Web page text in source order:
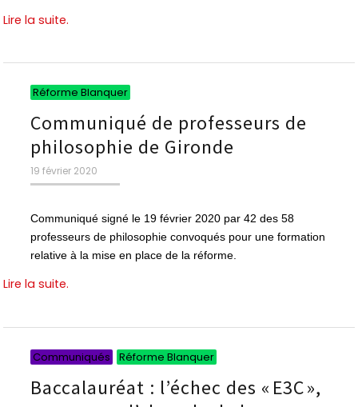
Lire la suite.
Réforme Blanquer
Communiqué de professeurs de
philosophie de Gironde
Publié
le
19 février 2020
Communiqué signé le 19 février 2020 par 42 des 58
professeurs de philosophie convoqués pour une formation
relative à la mise en place de la réforme.
Lire la suite.
Communiqués Réforme Blanquer
Baccalauréat : l’échec des « E3C »,